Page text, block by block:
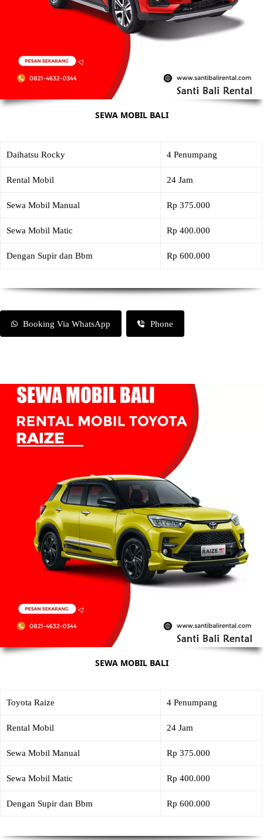
SEWA MOBIL BALI
Daihatsu Rocky 4 Penumpang
Rental Mobil 24 Jam
Sewa Mobil Manual Rp 375.000
Sewa Mobil Matic Rp 400.000
Dengan Supir dan Bbm Rp 600.000
Booking Via WhatsApp Phone
SEWA MOBIL BALI
Toyota Raize 4 Penumpang
Rental Mobil 24 Jam
Sewa Mobil Manual Rp 375.000
Sewa Mobil Matic Rp 400.000
Dengan Supir dan Bbm Rp 600.000